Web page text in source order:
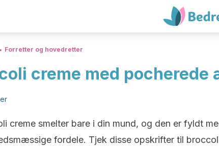
Forretter og hovedretter
creme med pocherede
creme smelter bare i din mund, og den er fyldt
fordele. Tjek disse opskrifter til